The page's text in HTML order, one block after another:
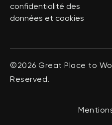
confidentialité des
données et cookies
©2026 Great Place to
Reserved.